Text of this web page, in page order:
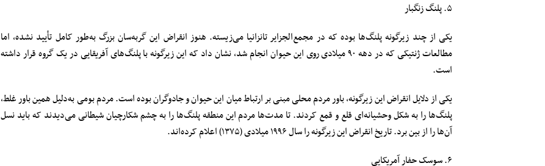
۵. پلنگ زنگبار
یکی از چند زیرگونه پلنگ‌ها بوده که در مجمع‌الجزایر تانزانیا می‌زیسته. هنوز انقراض این گربه‌سان بزرگ به‌طور کامل تأیید نشده، اما
مطالعات ژنتیکی که در دهه ۹۰ میلادی روی این حیوان انجام شد، نشان داد که این زیرگونه با پلنگ‌های آفریقایی در یک گروه قرار داشته
است.
یکی از دلایل انقراض این زیرگونه، باور مردم محلی مبنی بر ارتباط میان این حیوان و جادوگران بوده است. مردم بومی به‌دلیل همین باور غلط،
پلنگ‌ها را به شکل وحشیانه‌ای قلع و قمع کردند. تا مدت‌ها مردم این منطقه پلنگ‌ها را به چشم شکارچیان شیطانی می‌دیدند که باید نسل
آن‌ها را از بین برد. تاریخ انقراض این زیرگونه را سال ۱۹۹۶ میلادی (۱۳۷۵) اعلام کرده‌اند.
۶. سوسک حفار آمریکایی